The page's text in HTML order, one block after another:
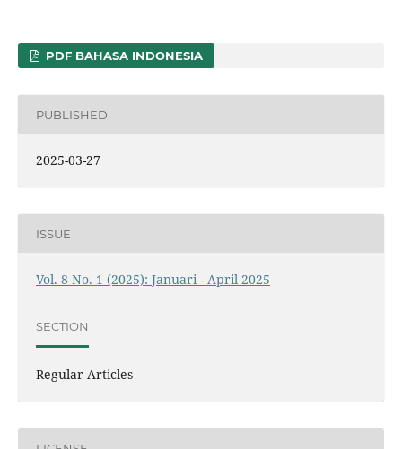
PDF BAHASA INDONESIA
PUBLISHED
2025-03-27
ISSUE
Vol. 8 No. 1 (2025): Januari - April 2025
SECTION
Regular Articles